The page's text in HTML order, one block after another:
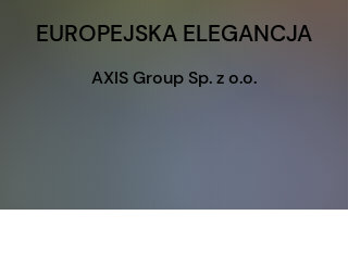
EUROPEJSKA ELEGANCJA
AXIS Group Sp. z o.o.